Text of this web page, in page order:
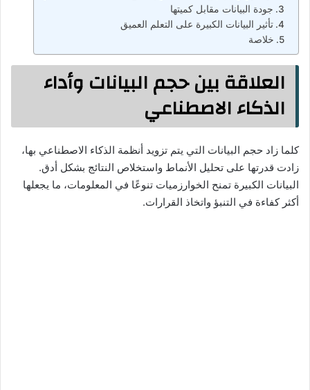
جودة البيانات مقابل كميتها
تأثير البيانات الكبيرة على التعلم العميق
خلاصة
العلاقة بين حجم البيانات وأداء
الذكاء الاصطناعي
كلما زاد حجم البيانات التي يتم تزويد أنظمة الذكاء الاصطناعي بها،
زادت قدرتها على تحليل الأنماط واستخلاص النتائج بشكل أدق.
البيانات الكبيرة تمنح الخوارزميات تنوعًا في المعلومات، ما يجعلها
أكثر كفاءة في التنبؤ واتخاذ القرارات.